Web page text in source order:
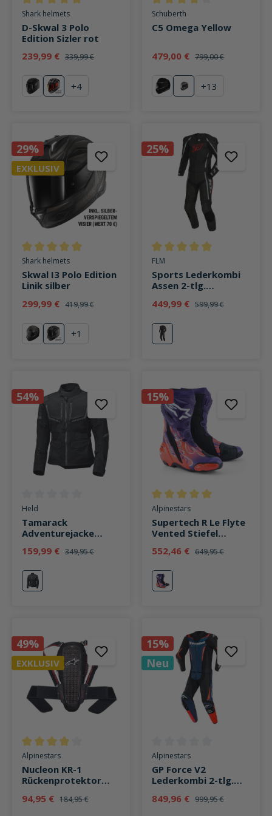
Durchschnittliche Bewertung von 5 von 5 Sternen
Shark helmets
D-Skwal 3 Polo
Edition Sizler rot
239,99 € 339,99 €
Blast-R mattschwarz
Polo Edition Sizler rot
+4
Durchschnittliche Bewertung
Schuberth
C5 Omega Yellow
479,00 € 799,00 €
schwarzOmega Yellow
+13
29%
EXKLUSIV
Durchschnittliche Bewertung von 5 von 5 Sternen
Shark helmets
Skwal I3 Polo Edition
Linik silber
299,99 € 419,99 €
Solid mattschwarz
Polo Edition Linik silber
+1
25%
Durchschnittliche Bewertung
FLM
Sports Lederkombi
Assen 2-tlg.
449,99 € 599,99 €
rot
54%
Durchschnittliche Bewertung von 0 von 5 Sternen
Held
Tamarack
Adventurejacke
159,99 € 349,95 €
schwarz
15%
Durchschnittliche Bewertung
Alpinestars
Supertech R Le Flyte
Vented Stiefel
552,46 € 649,95 €
lila/rot/schwarz
49%
EXKLUSIV
Durchschnittliche Bewertung von 4 von 5 Sternen
Alpinestars
Nucleon KR-1
Rückenprotektor
94,95 € 184,95 €
15%
Neu
Durchschnittliche Bewertung
Alpinestars
GP Force V2
Lederkombi 2-tlg.
rot
849,96 € 999,95 €